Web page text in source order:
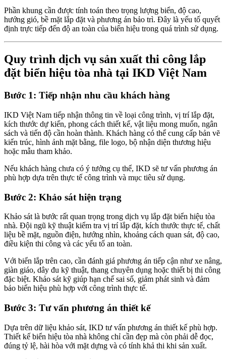
Phần khung cần được tính toán theo trọng lượng biển, độ cao,
hướng gió, bề mặt lắp đặt và phương án bảo trì. Đây là yếu tố quyết
định trực tiếp đến độ an toàn của biển hiệu trong quá trình sử dụng.
Quy trình dịch vụ sản xuất thi công lắp
đặt biển hiệu tòa nhà tại IKD Việt Nam
Bước 1: Tiếp nhận nhu cầu khách hàng
IKD Việt Nam tiếp nhận thông tin về loại công trình, vị trí lắp đặt,
kích thước dự kiến, phong cách thiết kế, vật liệu mong muốn, ngân
sách và tiến độ cần hoàn thành. Khách hàng có thể cung cấp bản vẽ
kiến trúc, hình ảnh mặt bằng, file logo, bộ nhận diện thương hiệu
hoặc mẫu tham khảo.
Nếu khách hàng chưa có ý tưởng cụ thể, IKD sẽ tư vấn phương án
phù hợp dựa trên thực tế công trình và mục tiêu sử dụng.
Bước 2: Khảo sát hiện trạng
Khảo sát là bước rất quan trọng trong dịch vụ lắp đặt biển hiệu tòa
nhà. Đội ngũ kỹ thuật kiểm tra vị trí lắp đặt, kích thước thực tế, chất
liệu bề mặt, nguồn điện, hướng nhìn, khoảng cách quan sát, độ cao,
điều kiện thi công và các yếu tố an toàn.
Với biển lắp trên cao, cần đánh giá phương án tiếp cận như xe nâng,
giàn giáo, dây đu kỹ thuật, thang chuyên dụng hoặc thiết bị thi công
đặc biệt. Khảo sát kỹ giúp hạn chế sai số, giảm phát sinh và đảm
bảo biển hiệu phù hợp với công trình thực tế.
Bước 3: Tư vấn phương án thiết kế
Dựa trên dữ liệu khảo sát, IKD tư vấn phương án thiết kế phù hợp.
Thiết kế biển hiệu tòa nhà không chỉ cần đẹp mà còn phải dễ đọc,
đúng tỷ lệ, hài hòa với mặt dựng và có tính khả thi khi sản xuất.